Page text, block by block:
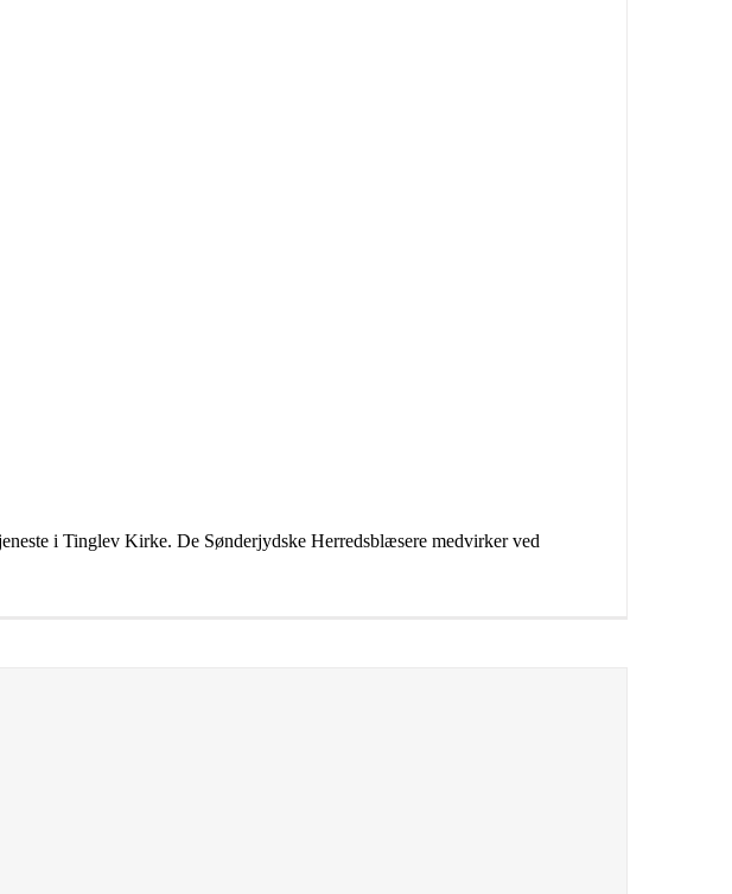
i Tinglev Kirke. De Sønderjydske Herredsblæsere medvirker ved